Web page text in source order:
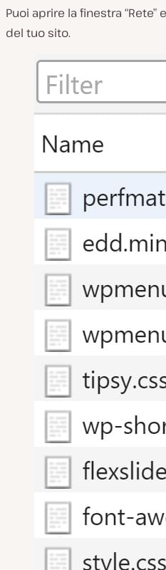
Puoi aprire la finestra
del tuo sito.